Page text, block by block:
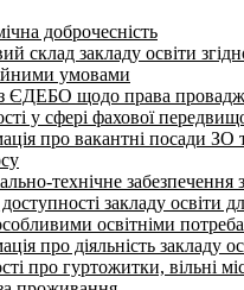
доброчесність
склад закладу освіти
умовами
ЄДЕБО щодо права
у сфері фахової
про вакантні посади ЗО
технічне забезпечення
закладу освіти
освітніми
про діяльність закладу
про гуртожитки, вільні